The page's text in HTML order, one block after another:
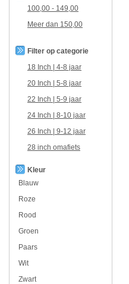
100,00 - 149,00
Meer dan 150,00
Filter op categorie
18 Inch | 4-8 jaar
20 Inch | 5-8 jaar
22 Inch | 5-9 jaar
24 Inch | 8-10 jaar
26 Inch | 9-12 jaar
28 inch omafiets
Kleur
Blauw
Roze
Rood
Groen
Paars
Wit
Zwart